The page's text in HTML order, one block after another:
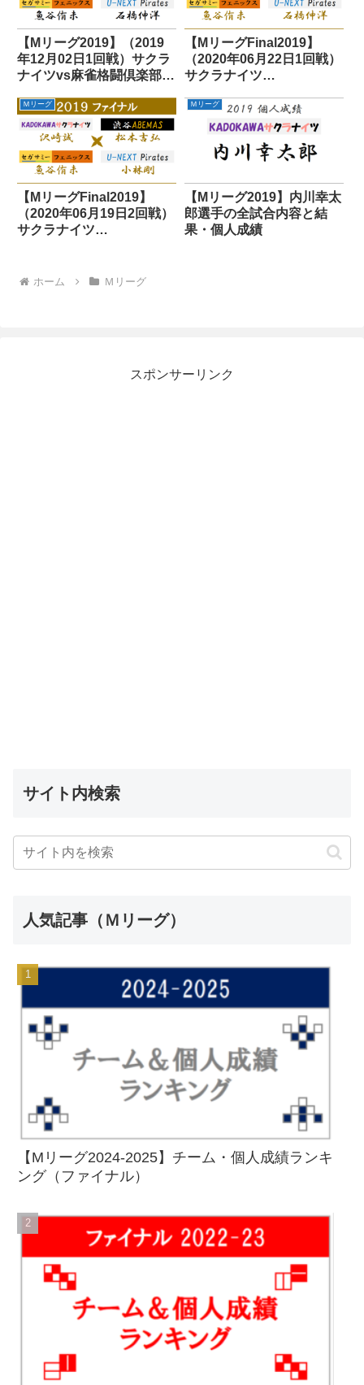
【Mリーグ2019】（2019
年12月02日1回戦）サクラ
ナイツvs麻雀格闘倶楽部
ーツ
【MリーグFinal2019】
（2020年06月22日1回戦）
サクラナイツ
スvsパイレーツ
Ｍリーグ
【MリーグFinal2019】
（2020年06月19日2回戦）
サクラナイツ
Ｍリーグ
【Mリーグ2019】内川幸太
郎選手の全試合内容と結
果・個人成績
ホーム Ｍリーグ
スポンサーリンク
サイト内検索
人気記事（Ｍリーグ）
【Mリーグ2024-2025】チーム・個人成績ランキ
ング（ファイナル）